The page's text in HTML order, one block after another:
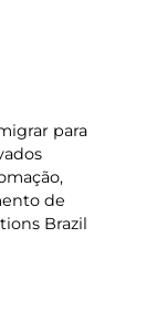
para
de
Brazil